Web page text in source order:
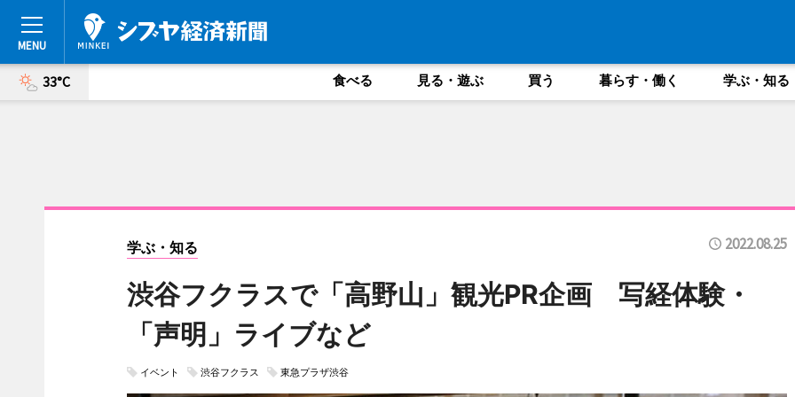
33°C 食べる 見る・遊ぶ 買う 暮らす・働く 学ぶ・知る
学ぶ・知る 2022.08.25
渋谷フクラスで「高野山」観光PR企画 写経体験・
「声明」ライブなど
イベント 渋谷フクラス 東急プラザ渋谷